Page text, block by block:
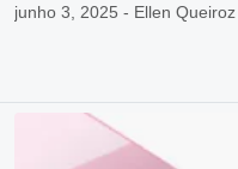
junho 3, 2025 - Ellen